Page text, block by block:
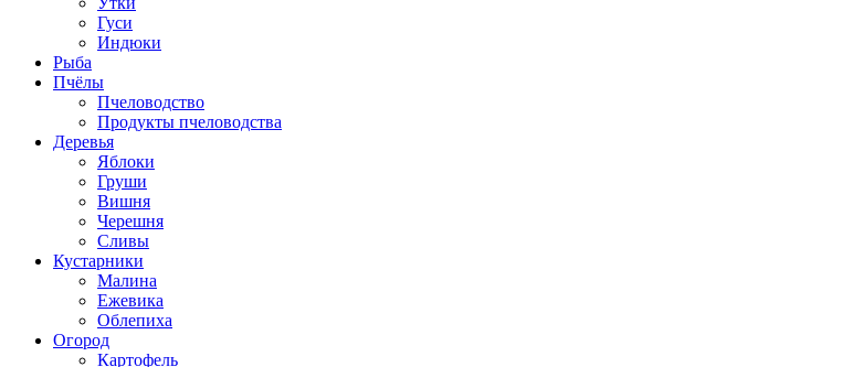
Гуси
Индюки
Рыба
Пчёлы
Пчеловодство
Продукты пчеловодства
Деревья
Яблоки
Груши
Вишня
Черешня
Сливы
Кустарники
Малина
Ежевика
Облепиха
Огород
Картофель